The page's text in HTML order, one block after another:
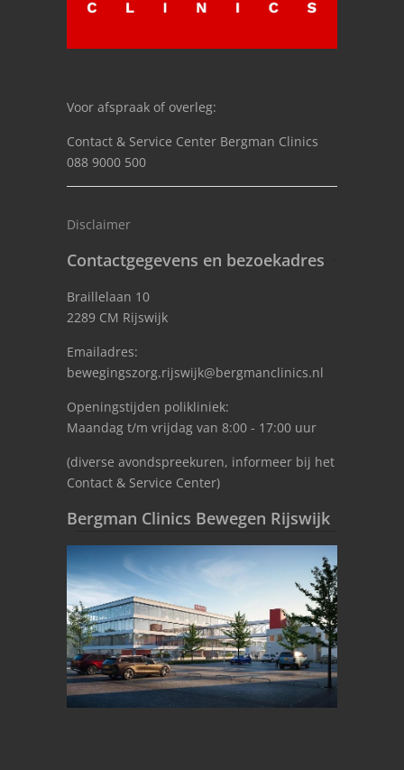
Voor afspraak of overleg:
Contact & Service Center Bergman Clinics
088 9000 500
Disclaimer
Contactgegevens en bezoekadres
Braillelaan 10
2289 CM Rijswijk
Emailadres:
bewegingszorg.rijswijk@bergmanclinics.nl
Openingstijden polikliniek:
Maandag t/m vrijdag van 8:00 - 17:00 uur
(diverse avondspreekuren, informeer bij het
Contact & Service Center)
Bergman Clinics Bewegen Rijswijk